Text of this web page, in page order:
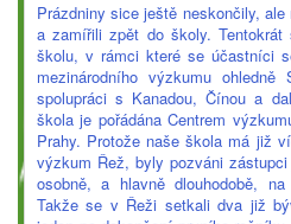
Prázdniny sice ještě neskončily,
a zamířili zpět do školy.
školu, v rámci které se účastníci
mezinárodního výzkumu
spolupráci s Kanadou, Čínou a
škola je pořádána Centrem
Prahy. Protože naše škola má již
výzkum Řež, byly pozváni
osobně, a hlavně dlouhodobě,
Takže se v Řeži setkali dva již